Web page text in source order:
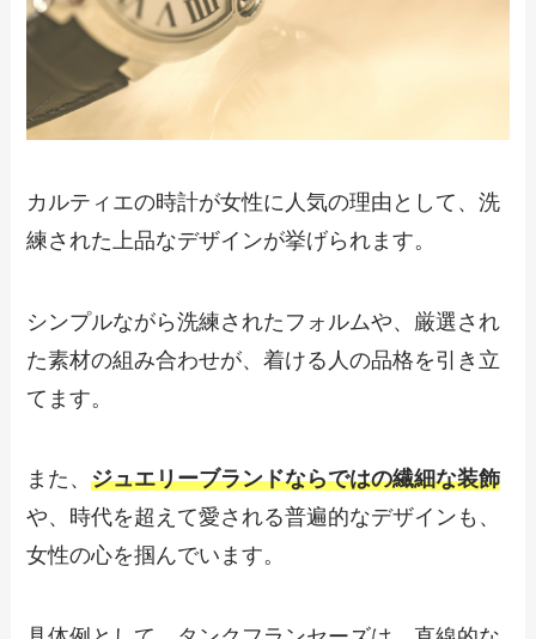
カルティエの時計が女性に人気の理由として、洗
練された上品なデザインが挙げられます。
シンプルながら洗練されたフォルムや、厳選され
た素材の組み合わせが、着ける人の品格を引き立
てます。
また、ジュエリーブランドならではの繊細な装飾
や、時代を超えて愛される普遍的なデザインも、
女性の心を掴んでいます。